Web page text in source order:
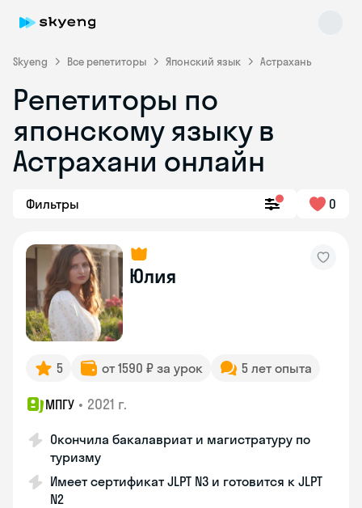
Skyeng Все репетиторы Японский язык Астрахань
Репетиторы по
японскому языку в
Астрахани онлайн
Фильтры 0
Юлия
5 от 1590 ₽ за урок 5 лет опыта
МПГУ • 2021 г.
Окончила бакалавриат и магистратуру по
туризму
Имеет сертификат JLPT N3 и готовится к JLPT
N2
Skyeng Chat